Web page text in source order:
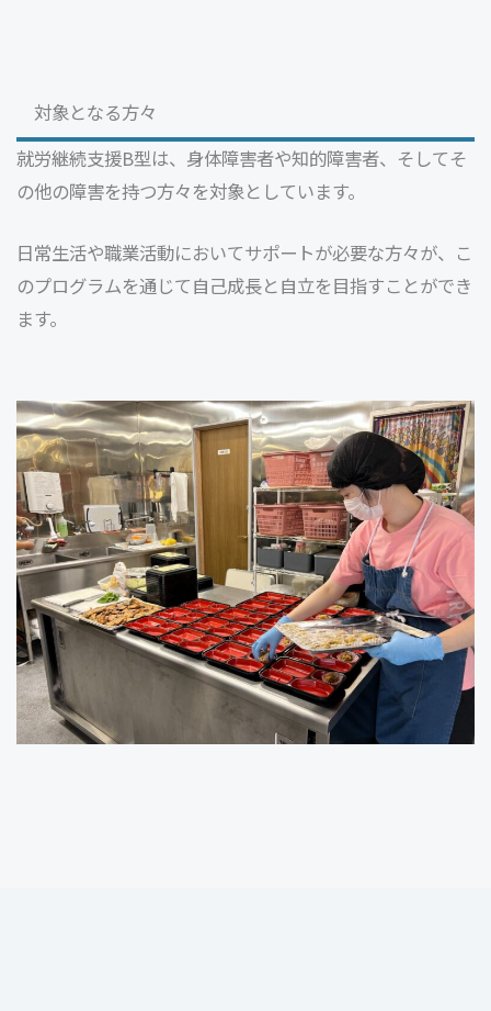
対象となる方々
就労継続支援B型は、身体障害者や知的障害者、そしてそ
の他の障害を持つ方々を対象としています。
日常生活や職業活動においてサポートが必要な方々が、こ
のプログラムを通じて自己成長と自立を目指すことができ
ます。